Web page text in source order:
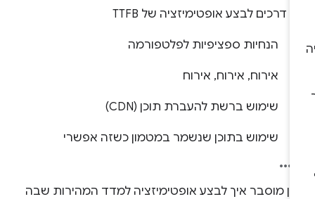
דרכים לבצע אופטימיזציה של TTFB
הנחיות ספציפיות לפלטפורמה
אירוח, אירוח, אירוח
שימוש ברשת להעברת תוכן (CDN)
שימוש בתוכן שנשמר במטמון כשזה אפשרי
מוסבר איך לבצע אופטימיזציה למדד המהירות שבה